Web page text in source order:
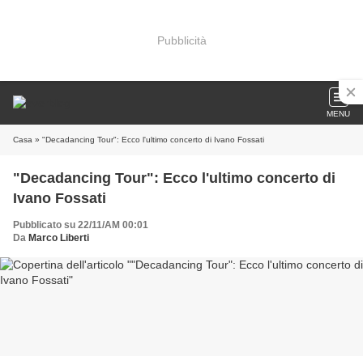
Pubblicità
MENU
Casa » "Decadancing Tour": Ecco l'ultimo concerto di Ivano Fossati
"Decadancing Tour": Ecco l'ultimo concerto di
Ivano Fossati
Pubblicato su 22/11/AM 00:01
Da Marco Liberti